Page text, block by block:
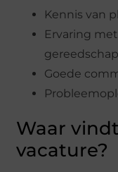
Kennis van
Ervaring
Goede
Waar
vacature?